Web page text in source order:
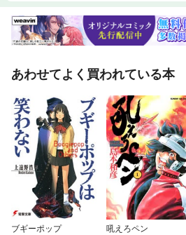
あわせてよく買われている本
ブギーポップ 吼えろペン